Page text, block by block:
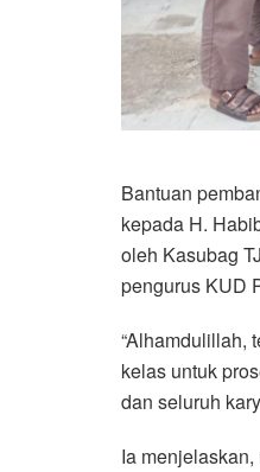
Bantuan
kepada H.
oleh Kasubag
pengurus KUD
“Alhamdulillah,
kelas untuk
dan seluruh
Ia